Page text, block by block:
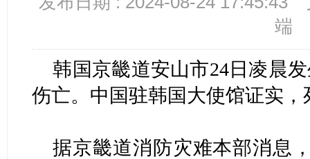
端
韩国京畿道安山市24日凌晨
伤亡。中国驻韩国大使馆证实
据京畿道消防灾难本部消息